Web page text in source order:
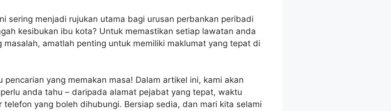
sering menjadi rujukan utama bagi urusan perbankan peribadi
kesibukan ibu kota? Untuk memastikan setiap lawatan anda
amatlah penting untuk memiliki maklumat yang tepat di
yang memakan masa! Dalam artikel ini, kami akan
anda tahu – daripada alamat pejabat yang tepat, waktu
telefon yang boleh dihubungi. Bersiap sedia, dan mari kita selami